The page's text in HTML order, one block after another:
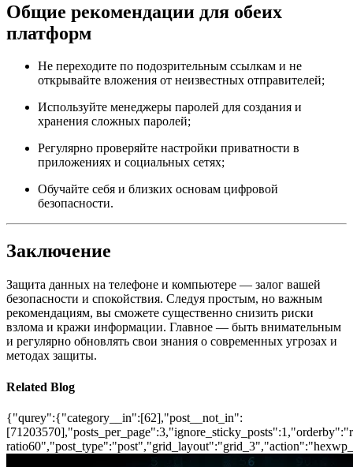
Общие рекомендации для обеих
платформ
Не переходите по подозрительным ссылкам и не
открывайте вложения от неизвестных отправителей;
Используйте менеджеры паролей для создания и
хранения сложных паролей;
Регулярно проверяйте настройки приватности в
приложениях и социальных сетях;
Обучайте себя и близких основам цифровой
безопасности.
Заключение
Защита данных на телефоне и компьютере — залог вашей
безопасности и спокойствия. Следуя простым, но важным
рекомендациям, вы сможете существенно снизить риски
взлома и кражи информации. Главное — быть внимательным
и регулярно обновлять свои знания о современных угрозах и
методах защиты.
Related Blog
{"qurey":{"category__in":[62],"post__not_in":